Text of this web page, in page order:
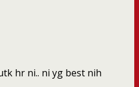
hr ni.. ni yg best nih